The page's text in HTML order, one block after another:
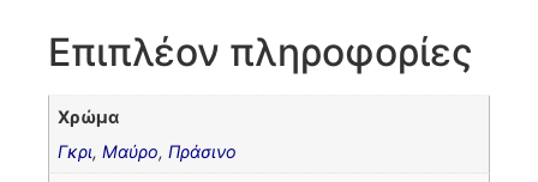
Επιπλέον πληροφορίες
Χρώμα
Γκρι,Μαύρο,Πράσινο